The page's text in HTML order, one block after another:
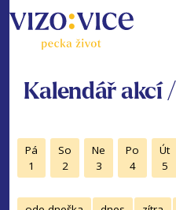
Kalendář akcí /
Pá
1
So
2
Ne
3
Po
4
Út
5